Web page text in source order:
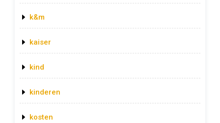
k&m
kaiser
kind
kinderen
kosten